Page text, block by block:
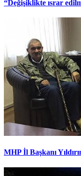
“Değişiklikte ısrar
MHP İl Başkanı